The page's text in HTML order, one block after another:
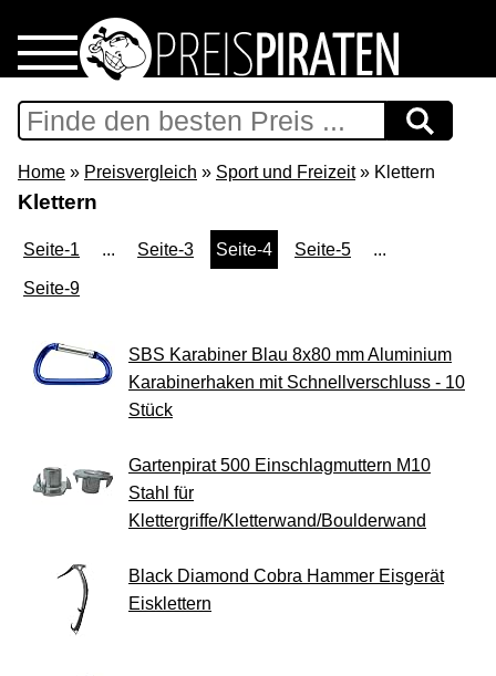
Home
Download
Preispiraten auf Facebook
Support & Newsletter
Presse
Datenschutz
Impressum
Home » Preisvergleich » Sport und Freizeit» Klettern
Klettern
Seite-1 ... Seite-3 Seite-4 Seite-5 ...
Seite-9
SBS Karabiner Blau 8x80 mm Aluminium
Karabinerhaken mit Schnellverschluss - 10
Stück
Gartenpirat 500 Einschlagmuttern M10
Stahl für
Klettergriffe/Kletterwand/Boulderwand
Black Diamond Cobra Hammer Eisgerät
Eisklettern